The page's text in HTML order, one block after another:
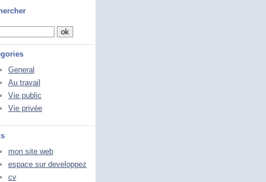
General
Au travail
Vie public
Vie privée
mon site web
espace sur developpez
cv